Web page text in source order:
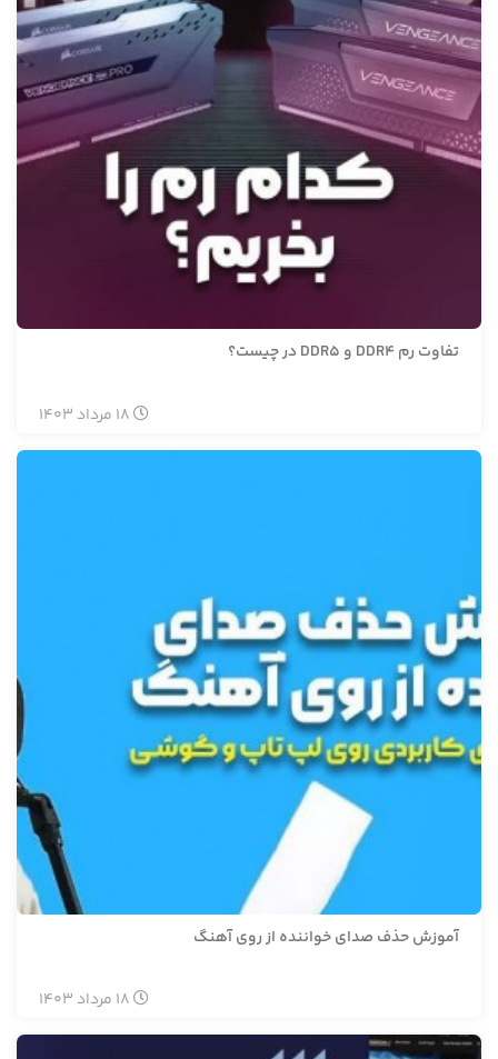
تفاوت رم DDR4 و DDR5 در چیست؟
18 مرداد 1403
آموزش حذف صدای خواننده از روی آهنگ
18 مرداد 1403